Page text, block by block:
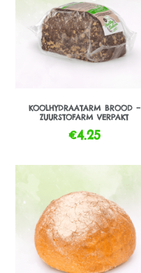
KOOLHYDRAATARM BROOD –
ZUURSTOFARM VERPAKT
€4.25